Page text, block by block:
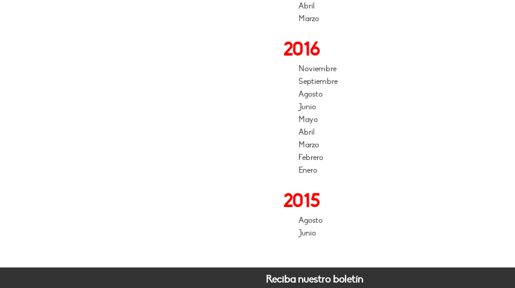
Abril
Marzo
2016
Noviembre
Septiembre
Agosto
Junio
Mayo
Abril
Marzo
Febrero
Enero
2015
Agosto
Junio
Reciba nuestro boletín